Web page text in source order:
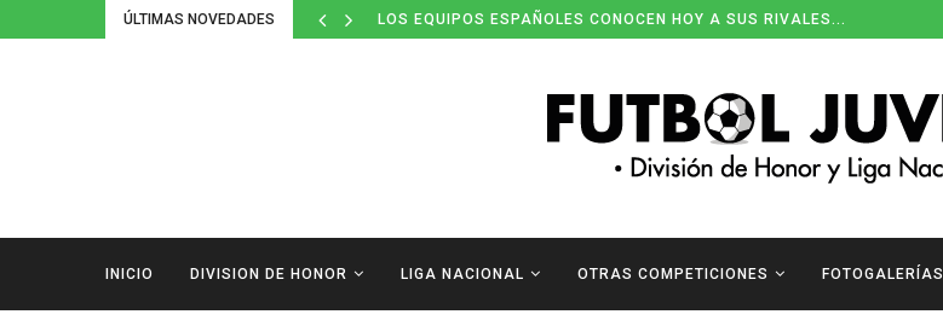
ÚLTIMAS NOVEDADES LOS EQUIPOS ESPAÑOLES CONOCEN HOY A SUS RIVALES...
INICIO DIVISION DE HONOR LIGA NACIONAL OTRAS COMPETICIONES FOTOGALERÍAS